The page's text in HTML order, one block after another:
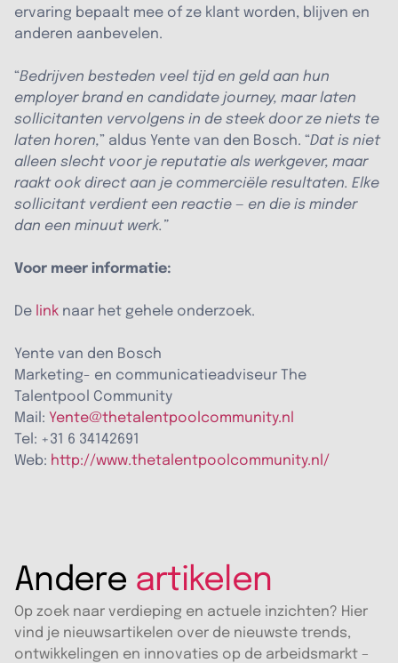
ervaring bepaalt mee of ze klant worden, blijven en
anderen aanbevelen.
“Bedrijven besteden veel tijd en geld aan hun
employer brand en candidate journey, maar laten
sollicitanten vervolgens in de steek door ze niets te
laten horen,” aldus Yente van den Bosch. “Dat is niet
alleen slecht voor je reputatie als werkgever, maar
raakt ook direct aan je commerciële resultaten. Elke
sollicitant verdient een reactie — en die is minder
dan een minuut werk.”
Voor meer informatie:
De link naar het gehele onderzoek.
Yente van den Bosch
Marketing- en communicatieadviseur The
Talentpool Community
Mail: Yente@thetalentpoolcommunity.nl
Tel: +31 6 34142691
Web: http://www.thetalentpoolcommunity.nl/
Andere artikelen
Op zoek naar verdieping en actuele inzichten? Hier
vind je nieuwsartikelen over de nieuwste trends,
ontwikkelingen en innovaties op de arbeidsmarkt –